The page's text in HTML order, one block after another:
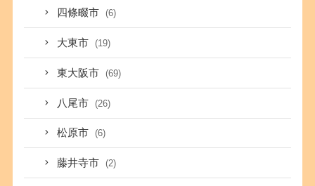
四條畷市 (6)
大東市 (19)
東大阪市 (69)
八尾市 (26)
松原市 (6)
藤井寺市 (2)